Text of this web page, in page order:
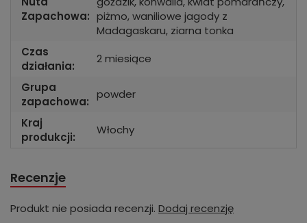
Zapachowa: piżmo, waniliowe jagody z
Madagaskaru, ziarna tonka
Czas
działania:
2 miesiące
Grupa
zapachowa:
powder
Kraj
produkcji:
Włochy
Recenzje
Produkt nie posiada recenzji. Dodaj recenzję